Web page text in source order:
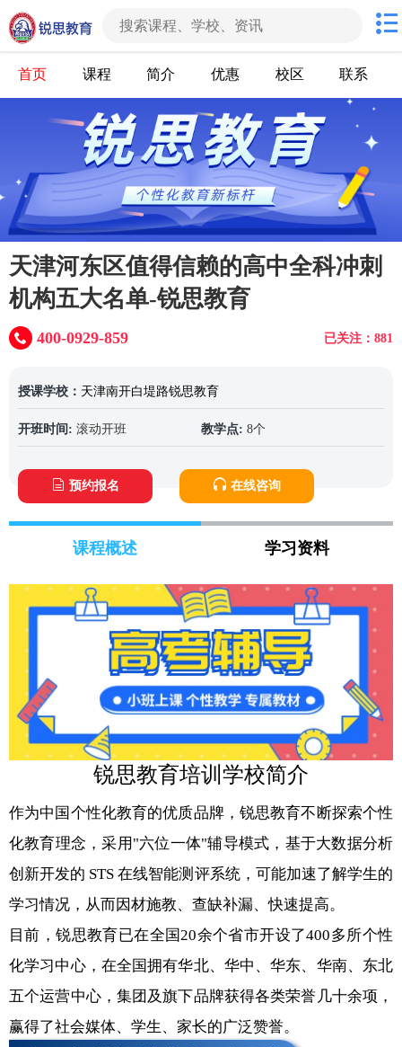
首页 课程 简介 优惠 校区 联系
天津河东区值得信赖的高中全科冲刺
机构五大名单-锐思教育
已关注：881
400-0929-859
授课学校： 天津南开白堤路锐思教育
开班时间: 滚动开班 教学点: 8个
预约报名 在线咨询
课程概述 学习资料
锐思教育培训学校简介
作为中国个性化教育的优质品牌，锐思教育不断探索个性
化教育理念，采用"六位一体"辅导模式，基于大数据分析
创新开发的 STS 在线智能测评系统，可能加速了解学生的
学习情况，从而因材施教、查缺补漏、快速提高。
目前，锐思教育已在全国20余个省市开设了400多所个性
化学习中心，在全国拥有华北、华中、华东、华南、东北
五个运营中心，集团及旗下品牌获得各类荣誉几十余项，
赢得了社会媒体、学生、家长的广泛赞誉。